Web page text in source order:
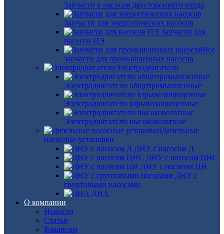
Запчасти к насосам двустороннего входа
Запчасти для энергетических насосов
Запчасти для
насосов ПЭ
Все
запчасти для промышленных насосов
Электродвигатели
Электродвигатели общепромышленные
Электродвигатели взрывозащищенные
Электродвигатели высоковольтные
Дизельные
насосные установки
ДНУ с насосом Д
ДНУ с насосом ЦНС
ДНУ с насосом ЦН
ДНУ с
грунтовыми насосами
ДНА
О компании
Новости
Статьи
Вакансии